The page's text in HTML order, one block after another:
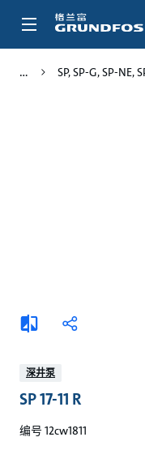
SP, SP-G, SP-NE,
添
加
较
分
深井泵
SP 17-11 R
编号 12cw1811